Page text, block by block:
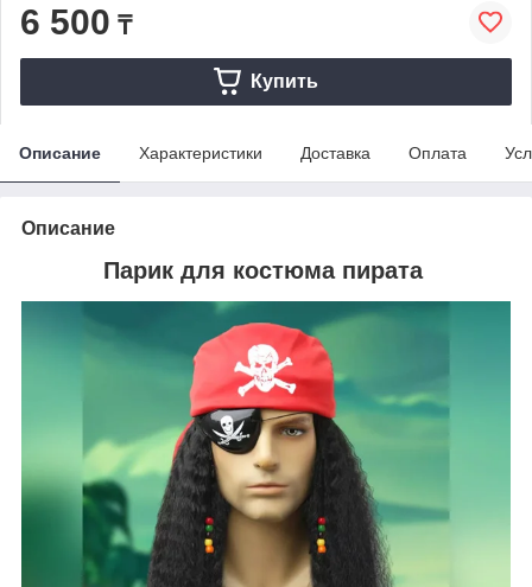
6 500 ₸
Купить
Описание Характеристики Доставка Оплата
Описание
Парик для костюма пирата